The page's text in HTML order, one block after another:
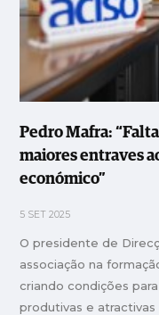
Pedro Mafra:
maiores entraves
económico”
5 SET 2025
O presidente de
associação na
criando condições
produtivas e atractivas